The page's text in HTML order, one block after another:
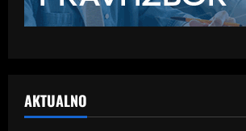
AKTUALNO